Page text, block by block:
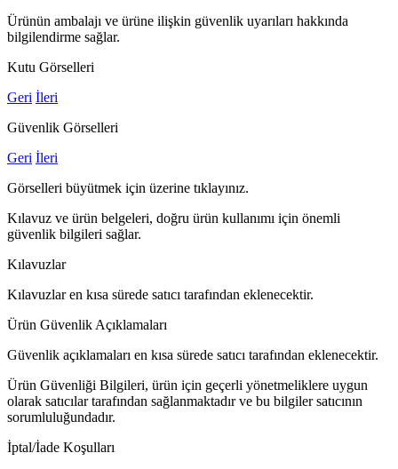
Ürünün ambalajı ve ürüne ilişkin güvenlik uyarıları hakkında
bilgilendirme sağlar.
Kutu Görselleri
Geri İleri
Güvenlik Görselleri
Geri İleri
Görselleri büyütmek için üzerine tıklayınız.
Kılavuz ve ürün belgeleri, doğru ürün kullanımı için önemli
güvenlik bilgileri sağlar.
Kılavuzlar
Kılavuzlar en kısa sürede satıcı tarafından eklenecektir.
Ürün Güvenlik Açıklamaları
Güvenlik açıklamaları en kısa sürede satıcı tarafından eklenecektir.
Ürün Güvenliği Bilgileri, ürün için geçerli yönetmeliklere uygun
olarak satıcılar tarafından sağlanmaktadır ve bu bilgiler satıcının
sorumluluğundadır.
İptal/İade Koşulları